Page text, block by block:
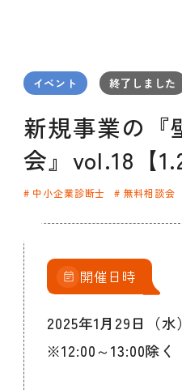
企業研修
ODCビジネスマ
イベント
デザインコラム
よくある質問
メンバーシップ
メンバーシップ
メルマガ登録デザイン
関西デザイン学校一覧
イベント 終了しました
新規事業の『
会』vol.18【
中小企業診断士 無料相談会
開催日時
2025年1月29日（
※12:00～13:00除く